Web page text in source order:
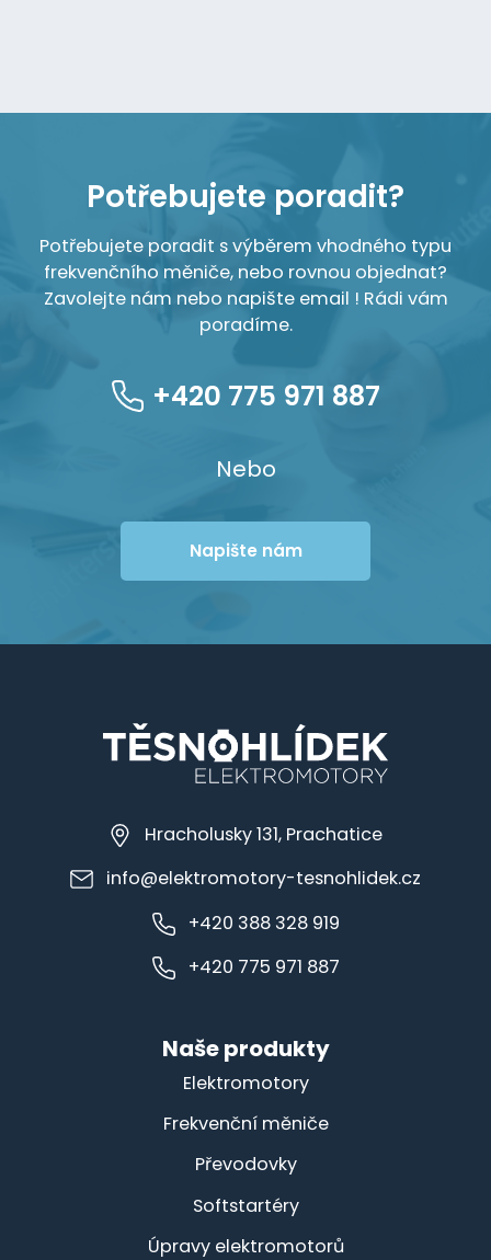
Potřebujete poradit?
Potřebujete poradit s výběrem vhodného typu
frekvenčního měniče, nebo rovnou objednat?
Zavolejte nám nebo napište email ! Rádi vám
poradíme.
+420 775 971 887
Nebo
Napište nám
Hracholusky 131, Prachatice
info@elektromotory-tesnohlidek.cz
+420 388 328 919
+420 775 971 887
Naše produkty
Elektromotory
Frekvenční měniče
Převodovky
Softstartéry
Úpravy elektromotorů